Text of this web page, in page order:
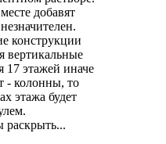
добавят
конструкции
вертикальные
17 этажей иначе
- колонны, то
этажа будет